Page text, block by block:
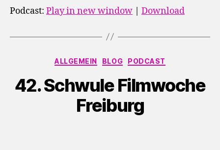
d
Podcast: Play in new window Download
Kategorien
ALLGEMEIN BLOG PODCAST
42. Schwule Filmwoche
Freiburg